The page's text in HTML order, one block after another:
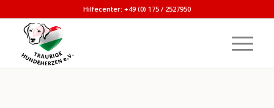
Hilfecenter: +49 (0) 175 / 2527950